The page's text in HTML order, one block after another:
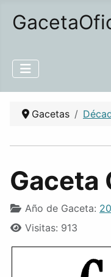
Gacetas
Gaceta
Año de Gaceta:
Visitas: 913